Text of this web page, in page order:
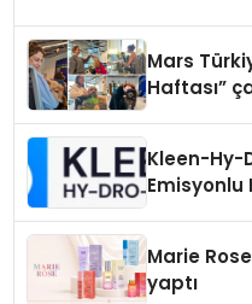
Mars
Haftası”
Kleen-Hy-
Emisyonlu
Marie
yaptı